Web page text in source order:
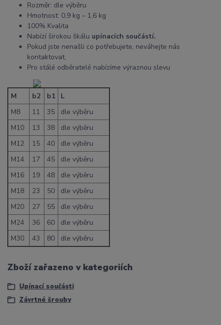
Rozměr: dle výběru
Hmotnost: 0,9 kg – 1,6 kg
100% Kvalita
Nabízí širokou škálu upínacích součástí.
Pokud jste nenašli co potřebujete, neváhejte nás
kontaktovat,
Pro stálé odběratelé nabízíme výraznou slevu
M b2 b1
L
M8
11 35
dle výběru
M10
13 38
dle výběru
M12
15 40
dle výběru
M14
17 45
dle výběru
M16
19 48
dle výběru
M18
23 50
dle výběru
M20
27 55
dle výběru
M24
36 60
dle výběru
M30
43 80 dle výběru
Zboží zařazeno v kategoriích
Upínací součásti
Závrtné šrouby